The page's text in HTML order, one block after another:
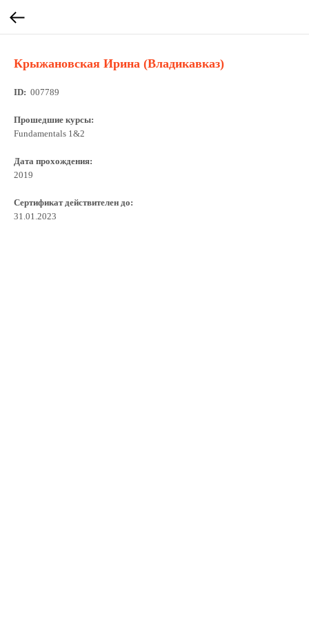
Крыжановская Ирина (Владикавказ)
ID: 007789
Прошедшие курсы:
Fundamentals 1&2
Дата прохождения:
2019
Сертификат действителен до:
31.01.2023